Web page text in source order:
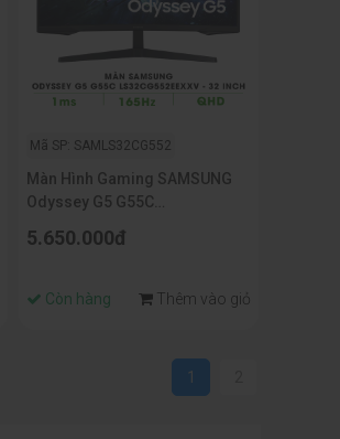
Mã SP: SAMLS32CG552
Màn Hình Gaming SAMSUNG
Odyssey G5 G55C
2K - VA - 165Hz - 1ms -
5.650.000đ
Còn hàng Thêm vào giỏ
1